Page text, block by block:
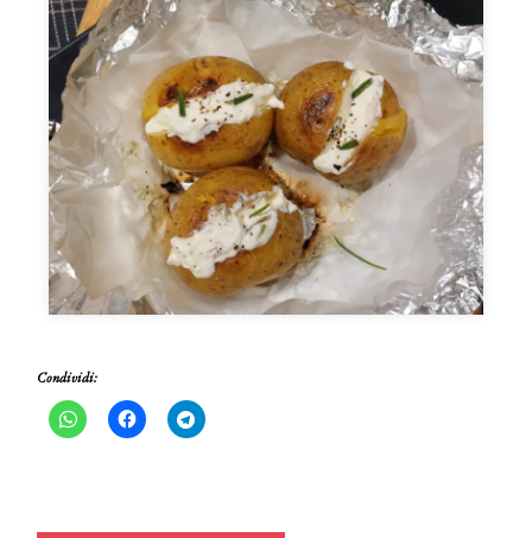
Condividi: